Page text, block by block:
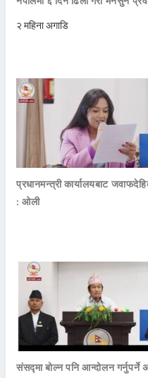
२ महिना अगाडि
प्रधानमन्त्री कार्यालयबाट
: ओली
संसद्मा बोल्न पनि आन्दोलन गर्नुपर्ने